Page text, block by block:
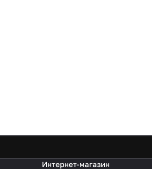
Интернет-магазин